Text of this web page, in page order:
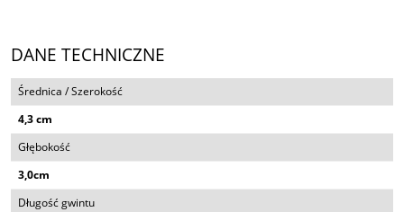
DANE TECHNICZNE
Średnica / Szerokość
4,3 cm
Głębokość
3,0cm
Długość gwintu